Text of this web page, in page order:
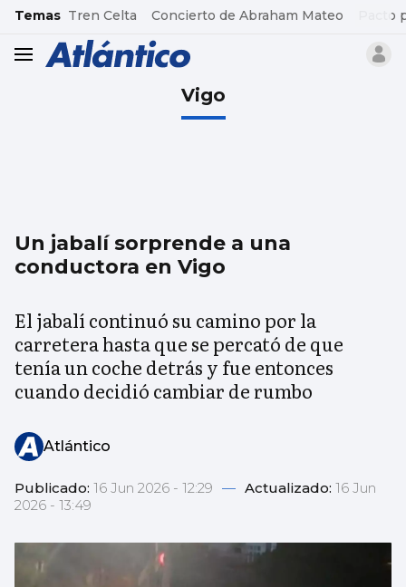
common.go-to-content
Temas Tren Celta Concierto de Abraham Mateo Pacto
header.menu.open
Vigo
Un jabalí sorprende a una
conductora en Vigo
El jabalí continuó su camino por la
carretera hasta que se percató de que
tenía un coche detrás y fue entonces
cuando decidió cambiar de rumbo
Atlántico
Publicado: 16 Jun 2026 - 12:29 — Actualizado: 16 Jun
2026 - 13:49